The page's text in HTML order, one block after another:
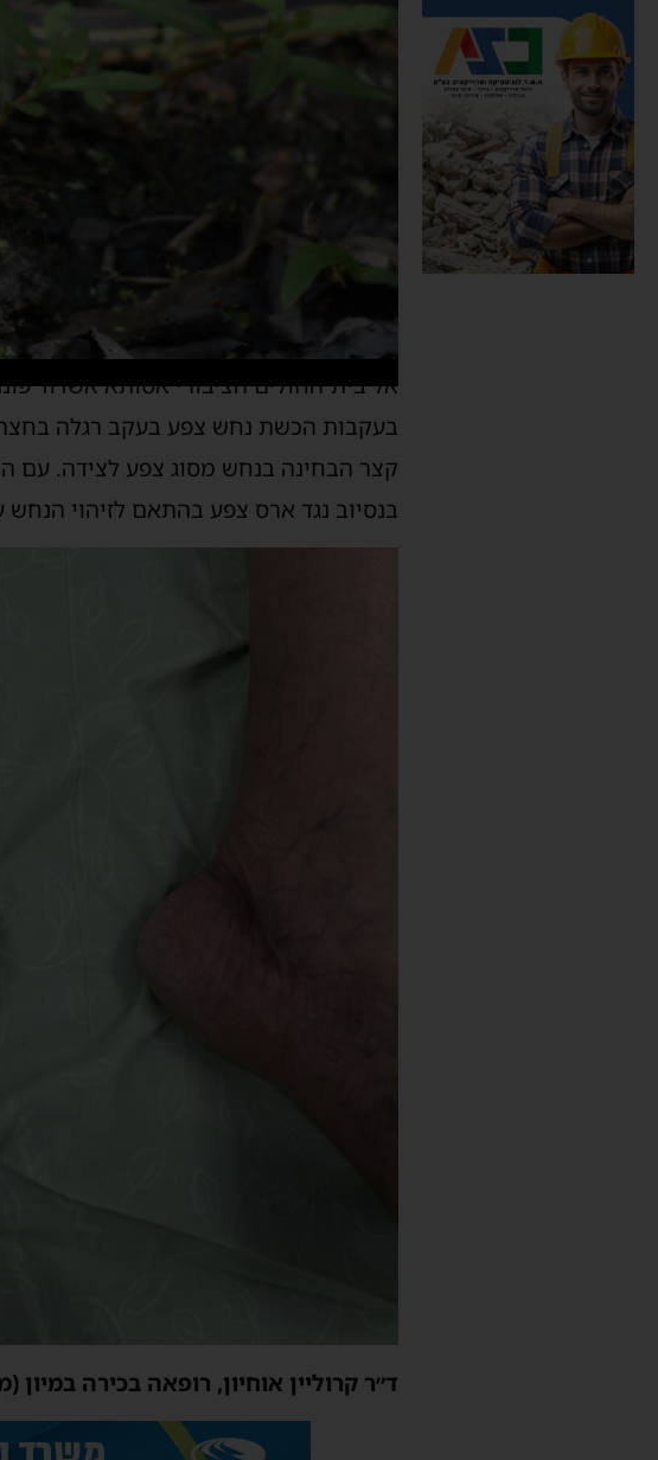
בעקבות הכשת נחש צפע בעקב רגלה
קצר הבחינה בנחש מסוג צפע לצידה. עם
בנסיוב נגד ארס צפע בהתאם לזיהוי הנחש
ד״ר קרוליין אוחיון, רופאה בכירה במיון